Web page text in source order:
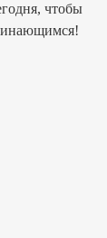
чтобы